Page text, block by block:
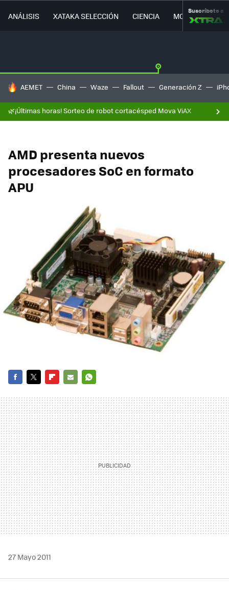
ANÁLISIS XATAKA SELECCIÓN CIENCIA MOVILIDAD
Suscríbete a
HOY SE HABLA DE
AEMET China Waze Fallout Generación Z
🌿¡Últimas horas! Sorteo de robot cortacésped Mova ViAX
AMD presenta nuevos
procesadores SoC en formato
APU
MAIL
27 Mayo 2011